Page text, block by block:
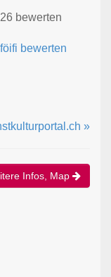
bewerten
bewerten
»
Infos, Map